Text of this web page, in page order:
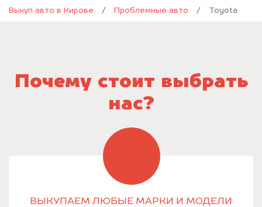
Выкуп авто в Кирове / Проблемные авто / Toyota
Почему стоит выбрать
нас?
ВЫКУПАЕМ ЛЮБЫЕ МАРКИ И МОДЕЛИ